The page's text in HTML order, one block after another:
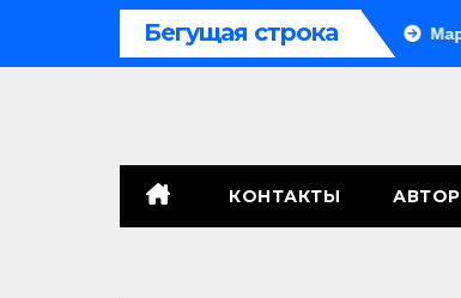
Бегущая строка
принимает по Грэму закон
КОНТАКТЫ